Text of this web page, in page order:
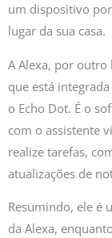
um dispositivo
lugar da sua casa.
A Alexa, por outro
que está
o Echo Dot. É o
com o assistente
realize tarefas,
atualizações de
Resumindo, ele é
da Alexa,